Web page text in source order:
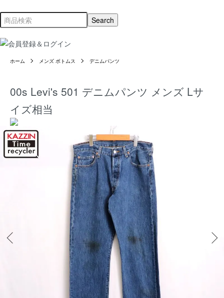
ホーム メンズ ボトムス デニムパンツ
00s Levi's 501 デニムパンツ メンズ Lサ
イズ相当